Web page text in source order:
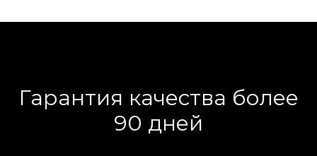
Гарантия качества более
90 дней